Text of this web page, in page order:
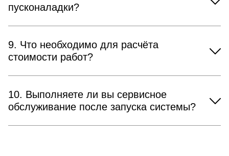
пусконаладки?
9. Что необходимо для расчёта
стоимости работ?
10. Выполняете ли вы сервисное
обслуживание после запуска системы?